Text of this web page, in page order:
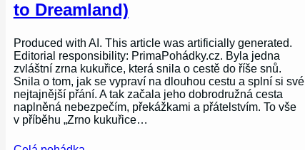
to Dreamland)
Produced with AI. This article was artificially generated.
Editorial responsibility: PrimaPohádky.cz. Byla jedna
zvláštní zrna kukuřice, která snila o cestě do říše snů.
Snila o tom, jak se vypraví na dlouhou cestu a splní si své
nejtajnější přání. A tak začala jeho dobrodružná cesta
naplněná nebezpečím, překážkami a přátelstvím. To vše
v příběhu „Zrno kukuřice…